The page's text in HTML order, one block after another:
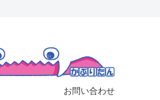
お問い合わせ